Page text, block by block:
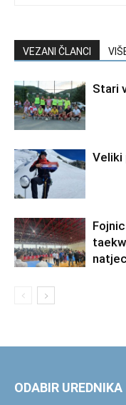
VEZANI ČLANCI
Stari
Veliki
ODABIR UREDNIKA